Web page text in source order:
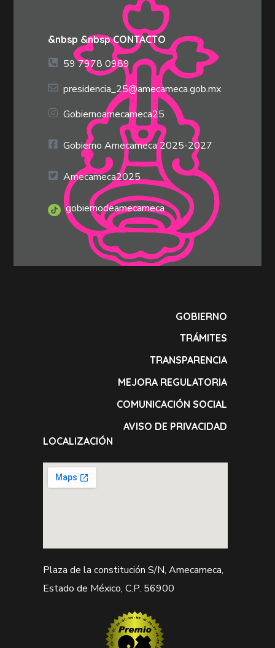
&nbsp &nbsp CONTACTO
59 7978 0989
presidencia_25@amecameca.gob.mx
Gobiernoamecameca25
Gobierno Amecameca 2025-2027
Amecameca2025
gobiernodeamecameca
GOBIERNO
TRÁMITES
TRANSPARENCIA
MEJORA REGULATORIA
COMUNICACIÓN SOCIAL
AVISO DE PRIVACIDAD
LOCALIZACIÓN
Plaza de la constitución S/N, Amecameca,
Estado de México, C.P. 56900